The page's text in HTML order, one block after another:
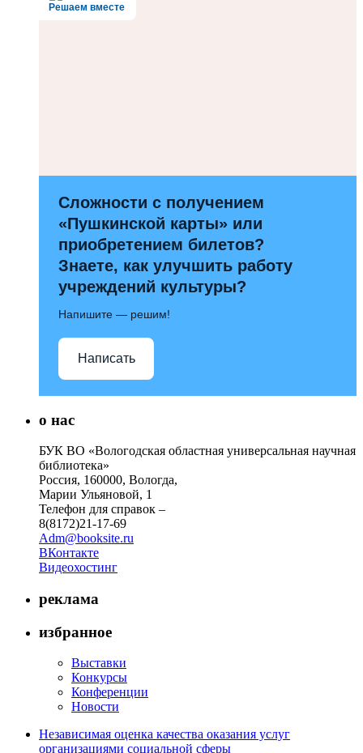
Решаем вместе
Сложности с получением
«Пушкинской карты» или
приобретением билетов?
Знаете, как улучшить работу
учреждений культуры?
Напишите — решим!
Написать
о нас
БУК ВО «Вологодская областная универсальная научная
библиотека»
Россия, 160000, Вологда,
Марии Ульяновой, 1
Телефон для справок –
8(8172)21-17-69
Adm@booksite.ru
ВКонтакте
Видеохостинг
реклама
избранное
Выставки
Конкурсы
Конференции
Новости
Независимая оценка качества оказания услуг
организациями социальной сферы